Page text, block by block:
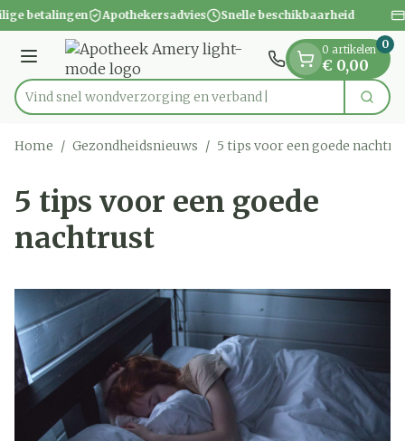
Ga naar de inhoud
1 van 1
betalingen Apothekersadvies Snelle beschikbaarheid
Menu
Product, merk, categorie...
Vind snel wondverzorging Zoek
0 artikelen
€ 0,00
0
Home / Gezondheidsnieuws / 5 tips voor een goede
5 tips voor een goede
nachtrust